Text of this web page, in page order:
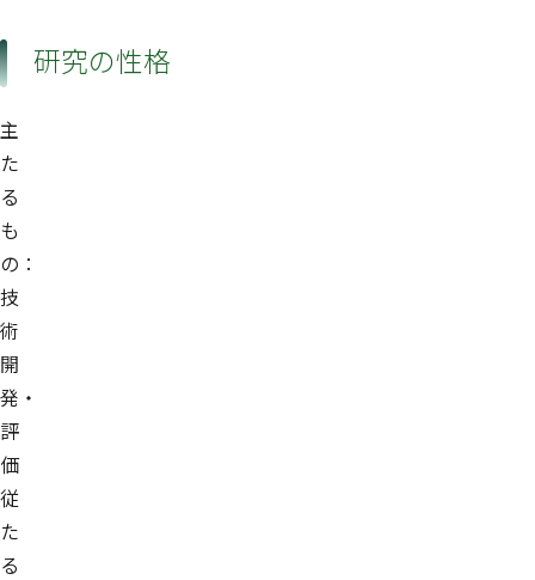
研究の性格
主
た
る
も
の：
技
術
開
発・
評
価
従
た
る